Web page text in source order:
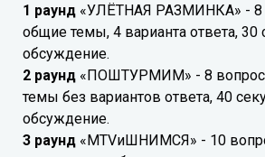
1 раунд «УЛЁТНАЯ РАЗМИНКА» - 8
общие темы, 4 варианта ответа, 30
обсуждение.
2 раунд «ПОШТУРМИМ» - 8
темы без вариантов ответа, 40
обсуждение.
3 раунд «MTVиШНИМСЯ» - 10